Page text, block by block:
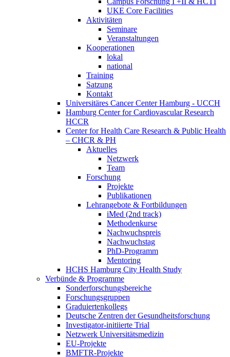
UKE Core Facilities
Aktivitäten
Seminare
Veranstaltungen
Kooperationen
lokal
national
Training
Satzung
Kontakt
Universitäres Cancer Center Hamburg - UCCH
Hamburg Center for Cardiovascular Research
HCCR
Center for Health Care Research & Public Health
– CHCR & PH
Aktuelles
Netzwerk
Team
Forschung
Projekte
Publikationen
Lehrangebote & Fortbildungen
iMed (2nd track)
Methodenkurse
Nachwuchspreis
Nachwuchstag
PhD-Programm
Mentoring
HCHS Hamburg City Health Study
Verbünde & Programme
Sonderforschungsbereiche
Forschungsgruppen
Graduiertenkollegs
Deutsche Zentren der Gesundheitsforschung
Investigator-initiierte Trial
Netzwerk Universitätsmedizin
EU-Projekte
BMFTR-Projekte